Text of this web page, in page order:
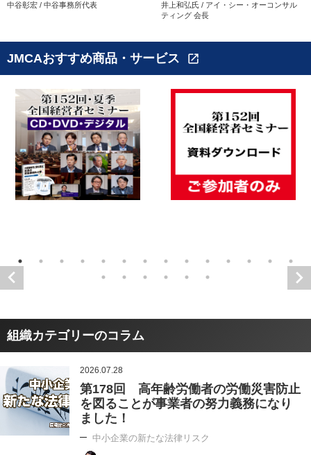
中谷彰宏 / 中谷事務所代表
井上和弘氏 / アイ・シー・オーコンサル
ティング 会長
JMCAおすすめ商品・サービス open_in_new
組織カテゴリーのコラム
2026.07.28
第178回 高年齢労働者の労働災害防止
を図ることが事業者の努力義務になり
ました！
中小企業の新たな法律リスク